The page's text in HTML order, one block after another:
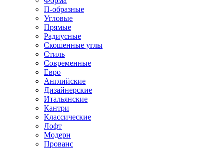
П-образные
Угловые
Прямые
Радиусные
Скошенные углы
Стиль
Современные
Евро
Английские
Дизайнерские
Итальянские
Кантри
Классические
Лофт
Модерн
Прованс